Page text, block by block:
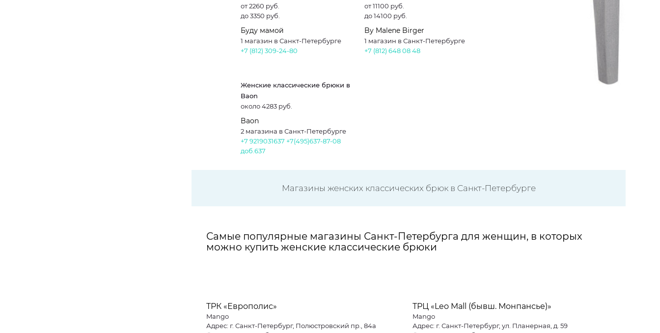
от 2260 руб.
до 3350 руб.
Буду мамой
1 магазин в Санкт-Петербурге
+7 (812) 309-24-80
от 11100 руб.
до 14100 руб.
By Malene Birger
1 магазин в Санкт-Петербурге
+7 (812) 648 08 48
Женские классические брюки в
Baon
около 4283 руб.
Baon
2 магазина в Санкт-Петербурге
+7 9219031637 +7(495)637-87-08
доб.637
Магазины женских классических брюк в Санкт-Петербурге
Самые популярные магазины Санкт-Петербурга для женщин, в которых
можно купить женские классические брюки
ТРК «Европолис»
Mango
Адрес: г. Санкт-Петербург, Полюстровский пр., 84а
ТРЦ «Leo Mall (бывш. Монпансье)»
Mango
Адрес: г. Санкт-Петербург, ул. Планерная, д. 59